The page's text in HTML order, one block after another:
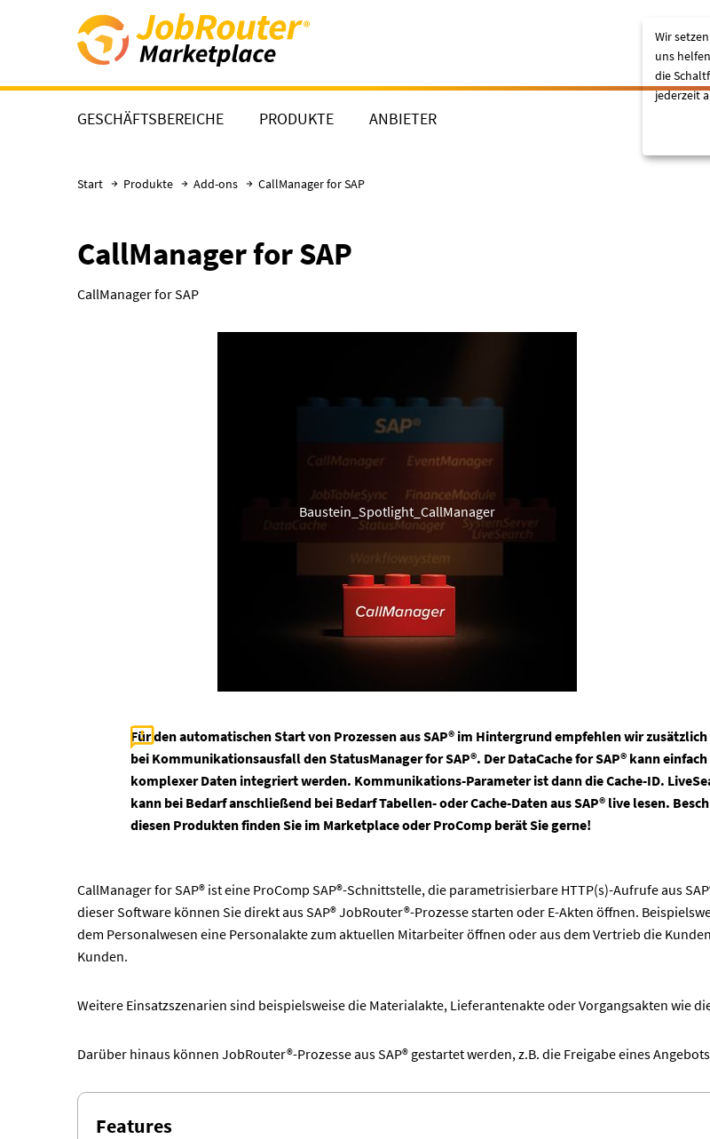
Direkt zum Hauptinhalt
GESCHÄFTSBEREICHE PRODUKTE ANBIETER
Start Produkte Add-ons CallManager for SAP
CallManager for SAP
CallManager for SAP
Baustein_Spotlight_CallManager
Für den automatischen Start von Prozessen aus SAP® im Hintergrund empfehlen wir
bei Kommunikationsausfall den StatusManager for SAP®. Der DataCache for SAP® kann
komplexer Daten integriert werden. Kommunikations-Parameter ist dann die Cache-ID.
kann bei Bedarf anschließend bei Bedarf Tabellen- oder Cache-Daten aus SAP® live lesen.
diesen Produkten finden Sie im Marketplace oder ProComp berät Sie gerne!
CallManager for SAP® ist eine ProComp SAP®-Schnittstelle, die parametrisierbare HTTP(s)-Aufrufe aus
dieser Software können Sie direkt aus SAP® JobRouter®-Prozesse starten oder E-Akten öffnen.
dem Personalwesen eine Personalakte zum aktuellen Mitarbeiter öffnen oder aus dem Vertrieb die
Kunden.
Weitere Einsatzszenarien sind beispielsweise die Materialakte, Lieferantenakte oder Vorgangsakten wie
Darüber hinaus können JobRouter®-Prozesse aus SAP® gestartet werden, z.B. die Freigabe eines
Features
Wir
uns
die
jederzeit